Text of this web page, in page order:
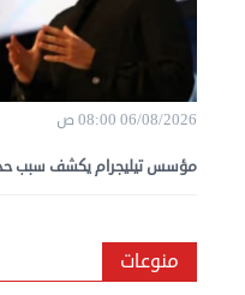
06/08/2026 08:00 ص
مؤسس تيليجرام يكشف سبب
منوعات